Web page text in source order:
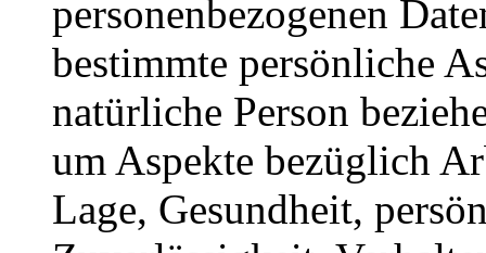
personenbezogenen
bestimmte persönliche
natürliche Person
um Aspekte bezüglich
Lage, Gesundheit,